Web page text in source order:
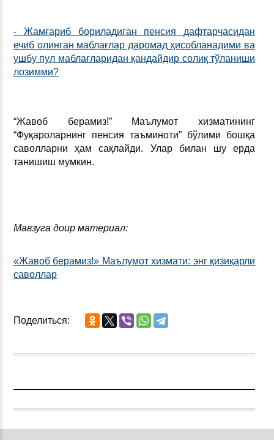
- Жамғариб бориладиган пенсия дафтарчасидан
ечиб олинган маблағлар даромад ҳисобланадими ва
ушбу пул маблағларидан қандайдир солиқ тўланиши
лозимми?
“Жавоб берамиз!” Маълумот хизматининг
“Фуқароларнинг пенсия таъминоти” бўлими бошқа
саволларни ҳам сақлайди. Улар билан шу ерда
танишиш мумкин.
Мавзуга доир материал:
«Жавоб берамиз!» Маълумот хизмати: энг қизиқарли
саволлар
Поделиться: